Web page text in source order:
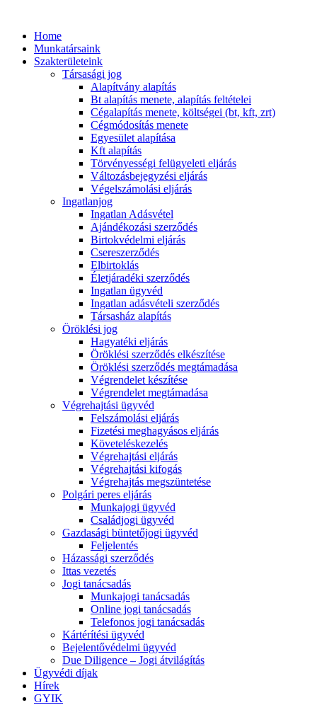
tartalomhoz
Home
Munkatársaink
Szakterületeink
Társasági jog
Alapítvány alapítás
Bt alapítás menete, alapítás feltételei
Cégalapítás menete, költségei (bt, kft, zrt)
Cégmódosítás menete
Egyesület alapítása
Kft alapítás
Törvényességi felügyeleti eljárás
Változásbejegyzési eljárás
Végelszámolási eljárás
Ingatlanjog
Ingatlan Adásvétel
Ajándékozási szerződés
Birtokvédelmi eljárás
Csereszerződés
Elbirtoklás
Életjáradéki szerződés
Ingatlan ügyvéd
Ingatlan adásvételi szerződés
Társasház alapítás
Öröklési jog
Hagyatéki eljárás
Öröklési szerződés elkészítése
Öröklési szerződés megtámadása
Végrendelet készítése
Végrendelet megtámadása
Végrehajtási ügyvéd
Felszámolási eljárás
Fizetési meghagyásos eljárás
Követeléskezelés
Végrehajtási eljárás
Végrehajtási kifogás
Végrehajtás megszüntetése
Polgári peres eljárás
Munkajogi ügyvéd
Családjogi ügyvéd
Gazdasági büntetőjogi ügyvéd
Feljelentés
Házassági szerződés
Ittas vezetés
Jogi tanácsadás
Munkajogi tanácsadás
Online jogi tanácsadás
Telefonos jogi tanácsadás
Kártérítési ügyvéd
Bejelentővédelmi ügyvéd
Due Diligence – Jogi átvilágítás
Ügyvédi díjak
Hírek
GYIK